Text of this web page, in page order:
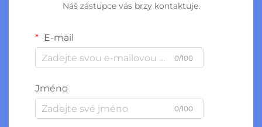
Náš zástupce vás brzy kontaktuje.
E-mail
0/100
Jméno
0/100